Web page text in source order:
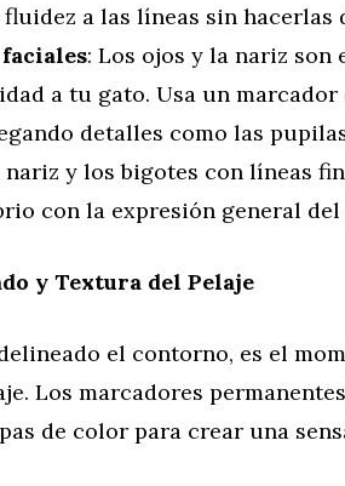
a las líneas sin hacerlas
: Los ojos y la nariz son
a tu gato. Usa un
detalles como las
y los bigotes con líneas
con la expresión general del
y Textura del Pelaje
el contorno, es el
Los marcadores
de color para crear una